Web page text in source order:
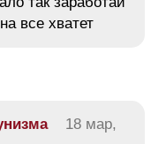
все хватет
18 мар,